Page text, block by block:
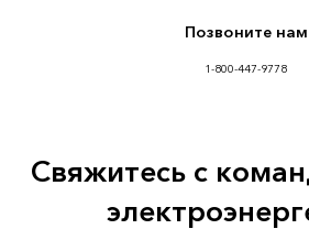
Позвоните нам
1-800-447-9778
Свяжитесь с